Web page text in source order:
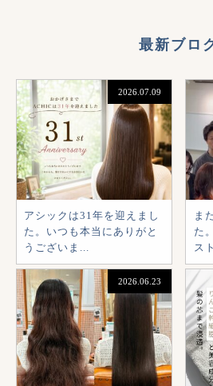
最新ブロ
2026.07.09
アシックは31年を迎えまし
た。いつも本当にありがと
うございま...
ま
た
ス
2026.06.23